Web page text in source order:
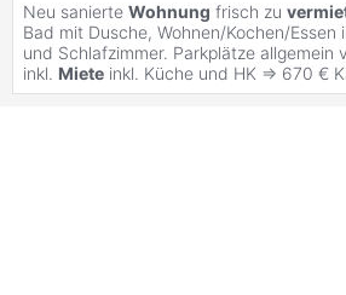
Neu sanierte Wohnung frisch zu
Bad mit Dusche, Wohnen/Kochen/Essen
und Schlafzimmer. Parkplätze allgemein
inkl. Miete inkl. Küche und HK => 670 €